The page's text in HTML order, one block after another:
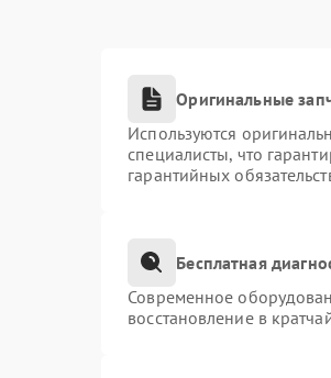
Оригинальные
Используются
специалисты, что
гарантийных
Бесплатная
Современное
восстановление в